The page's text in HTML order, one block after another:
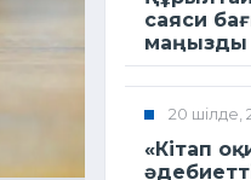
саяси
маңызды
20 шілде,
«Кітап